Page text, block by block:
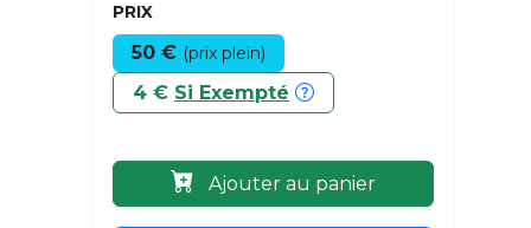
PRIX
50 € (prix plein)
4 € Si Exempté
Ajouter au panier